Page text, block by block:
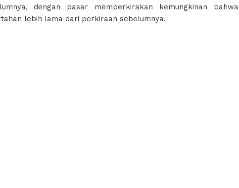
dengan pasar memperkirakan kemungkinan bahwa
lebih lama dari perkiraan sebelumnya.